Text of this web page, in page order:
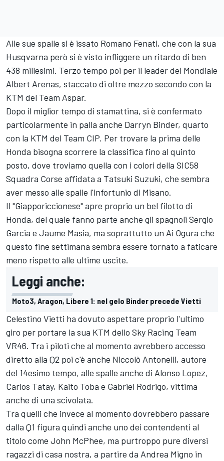
Alle sue spalle si è issato Romano Fenati, che con la sua
Husqvarna però si è visto infliggere un ritardo di ben
438 millesimi. Terzo tempo poi per il leader del Mondiale
Albert Arenas, staccato di oltre mezzo secondo con la
KTM del Team Aspar.
Dopo il miglior tempo di stamattina, si è confermato
particolarmente in palla anche Darryn Binder, quarto
con la KTM del Team CIP. Per trovare la prima delle
Honda bisogna scorrere la classifica fino al quinto
posto, dove troviamo quella con i colori della SIC58
Squadra Corse affidata a Tatsuki Suzuki, che sembra
aver messo alle spalle l'infortunio di Misano.
Il "Giapporiccionese" apre proprio un bel filotto di
Honda, del quale fanno parte anche gli spagnoli Sergio
Garcia e Jaume Masia, ma soprattutto un Ai Ogura che
questo fine settimana sembra essere tornato a faticare
meno rispetto alle ultime uscite.
Leggi anche:
Moto3, Aragon, Libere 1: nel gelo Binder precede Vietti
Celestino Vietti ha dovuto aspettare proprio l'ultimo
giro per portare la sua KTM dello Sky Racing Team
VR46. Tra i piloti che al momento avrebbero accesso
diretto alla Q2 poi c'è anche Niccolò Antonelli, autore
del 14esimo tempo, alle spalle anche di Alonso Lopez,
Carlos Tatay, Kaito Toba e Gabriel Rodrigo, vittima
anche di una scivolata.
Tra quelli che invece al momento dovrebbero passare
dalla Q1 figura quindi anche uno dei contendenti al
titolo come John McPhee, ma purtroppo pure diversi
ragazzi di casa nostra, a partire da Andrea Migno in